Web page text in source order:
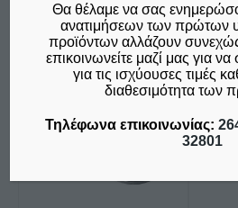
Θα θέλαμε να σας
ανατιμήσεων των πρώτων
προϊόντων αλλάζουν
επικοινωνείτε μαζί μας για
για τις ισχύουσες τιμές
διαθεσιμότητα των
Τηλέφωνα επικοινωνίας:
32801